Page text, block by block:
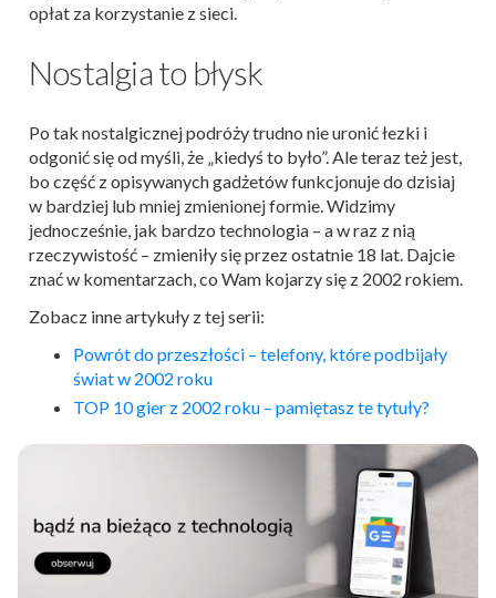
opłat za korzystanie z sieci.
Nostalgia to błysk
Po tak nostalgicznej podróży trudno nie uronić łezki i
odgonić się od myśli, że „kiedyś to było”. Ale teraz też jest,
bo część z opisywanych gadżetów funkcjonuje do dzisiaj
w bardziej lub mniej zmienionej formie. Widzimy
jednocześnie, jak bardzo technologia – a w raz z nią
rzeczywistość – zmieniły się przez ostatnie 18 lat. Dajcie
znać w komentarzach, co Wam kojarzy się z 2002 rokiem.
Zobacz inne artykuły z tej serii:
Powrót do przeszłości – telefony, które podbijały
świat w 2002 roku
TOP 10 gier z 2002 roku – pamiętasz te tytuły?